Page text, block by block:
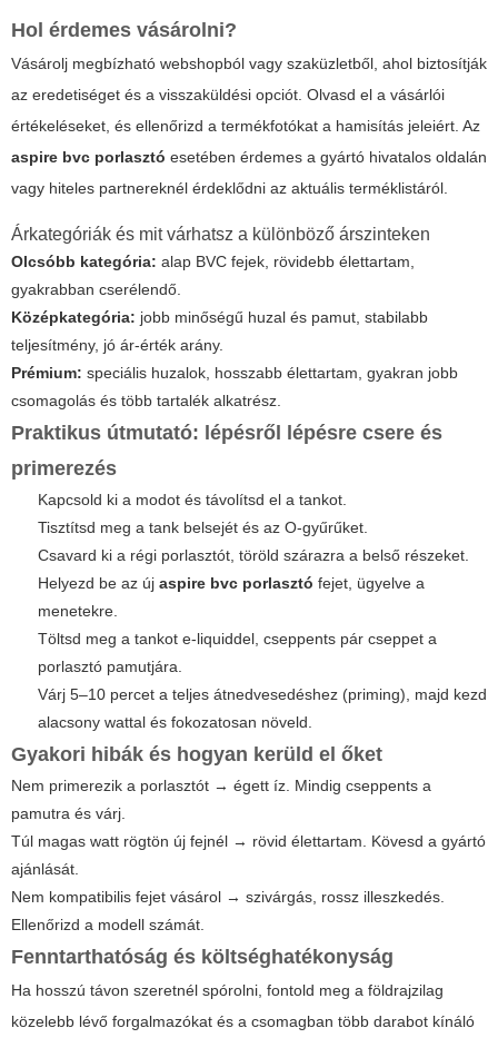
Hol érdemes vásárolni?
Vásárolj megbízható webshopból vagy szaküzletből, ahol biztosítják
az eredetiséget és a visszaküldési opciót. Olvasd el a vásárlói
értékeléseket, és ellenőrizd a termékfotókat a hamisítás jeleiért. Az
aspire bvc porlasztó esetében érdemes a gyártó hivatalos oldalán
vagy hiteles partnereknél érdeklődni az aktuális terméklistáról.
Árkategóriák és mit várhatsz a különböző árszinteken
Olcsóbb kategória: alap BVC fejek, rövidebb élettartam,
gyakrabban cserélendő.
Középkategória: jobb minőségű huzal és pamut, stabilabb
teljesítmény, jó ár-érték arány.
Prémium: speciális huzalok, hosszabb élettartam, gyakran jobb
csomagolás és több tartalék alkatrész.
Praktikus útmutató: lépésről lépésre csere és
primerezés
Kapcsold ki a modot és távolítsd el a tankot.
Tisztítsd meg a tank belsejét és az O-gyűrűket.
Csavard ki a régi porlasztót, töröld szárazra a belső részeket.
Helyezd be az új aspire bvc porlasztó fejet, ügyelve a
menetekre.
Töltsd meg a tankot e-liquiddel, cseppents pár cseppet a
porlasztó pamutjára.
Várj 5–10 percet a teljes átnedvesedéshez (priming), majd kezd
alacsony wattal és fokozatosan növeld.
Gyakori hibák és hogyan kerüld el őket
Nem primerezik a porlasztót → égett íz. Mindig cseppents a
pamutra és várj.
Túl magas watt rögtön új fejnél → rövid élettartam. Kövesd a gyártó
ajánlását.
Nem kompatibilis fejet vásárol → szivárgás, rossz illeszkedés.
Ellenőrizd a modell számát.
Fenntarthatóság és költséghatékonyság
Ha hosszú távon szeretnél spórolni, fontold meg a földrajzilag
közelebb lévő forgalmazókat és a csomagban több darabot kínáló